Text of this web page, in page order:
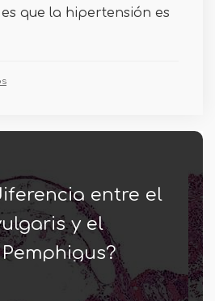
que la hipertensión es
entre el
y el